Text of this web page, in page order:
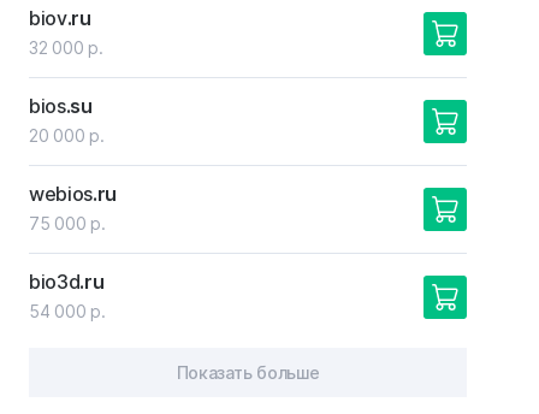
biov.ru
32 000 р.
bios.su
20 000 р.
webios.ru
75 000 р.
bio3d.ru
54 000 р.
Показать больше